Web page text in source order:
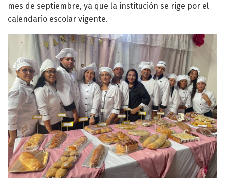
mes de septiembre, ya que la institución se rige por el
calendario escolar vigente.